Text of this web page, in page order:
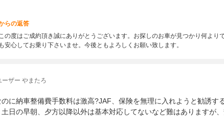
らの返答
の度はご成約頂き誠にありがとうございます。お探しのお車が見つかり何より
安心してお乗り下さいませ。今後ともよろしくお願い致します。
ーザー やまたろ
のに納車整備費手数料は激高?JAF、保険を無理に入れようと勧誘す
土日の早朝、夕方以降以外は基本対応してないなど難はありますが